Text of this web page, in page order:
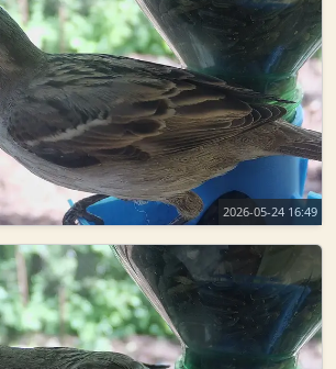
2026-05-24 16:49